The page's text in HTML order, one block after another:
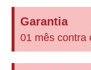
Garantia
01 mês contra